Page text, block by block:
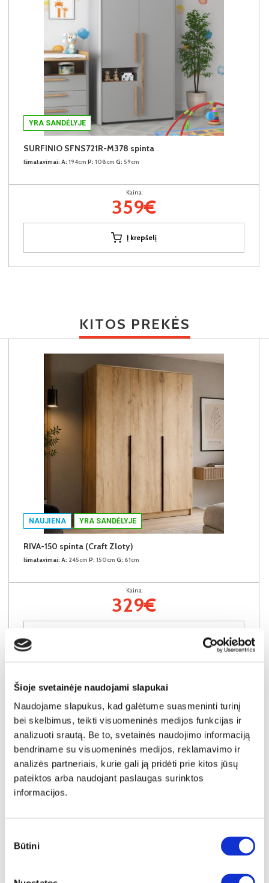
Šioje svetainėje naudojami slapukai
Naudojame slapukus, kad galėtume suasmeninti turinį
bei skelbimus, teikti visuomeninės medijos funkcijas ir
analizuoti srautą. Be to, svetainės naudojimo informaciją
bendriname su visuomeninės medijos, reklamavimo ir
analizės partneriais, kurie gali ją pridėti prie kitos jūsų
pateiktos arba naudojant paslaugas surinktos
informacijos.
pasirinkimas
Būtini
YRA SANDĖLYJE
SURFINIO SFNS721R-M378 spinta
Išmatavimai: A: 194cm P: 108cm G: 59cm
Kaina:
359€
Į krepšelį
KITOS PREKĖS
NAUJIENA YRA SANDĖLYJE
RIVA-150 spinta (Craft Zloty)
Išmatavimai: A: 245cm P: 150cm G: 61cm
Kaina:
329€